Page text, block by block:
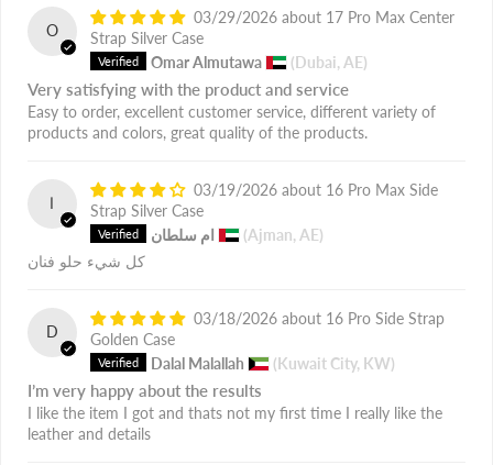
O
03/29/2026
17 Pro Max Center
Strap Silver Case
Omar Almutawa
(Dubai, AE)
Very satisfying with the product and service
Easy to order, excellent customer service, different variety of
products and colors, great quality of the products.
ا
03/19/2026
16 Pro Max Side
Strap Silver Case
ام سلطان
(Ajman, AE)
كل شيء حلو فنان
D
03/18/2026
16 Pro Side Strap
Golden Case
Dalal Malallah
(Kuwait City, KW)
I’m very happy about the results
I like the item I got and thats not my first time I really like the
leather and details